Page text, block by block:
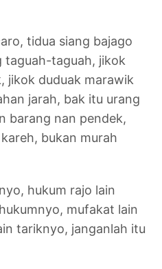
tidua siang bajago
taguah-taguah, jikok
jikok duduak marawik
jarah, bak itu urang
barang nan pendek,
bukan murah
hukum rajo lain
mufakat lain
tariknyo, janganlah itu